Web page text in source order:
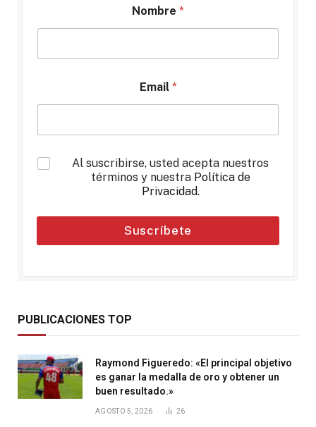
Nombre *
Email *
*
Al suscribirse, usted acepta nuestros
términos y nuestra Política de
Privacidad.
Suscríbete
PUBLICACIONES TOP
Raymond Figueredo: «El principal objetivo
es ganar la medalla de oro y obtener un
buen resultado.»
AGOSTO 5, 2026 26